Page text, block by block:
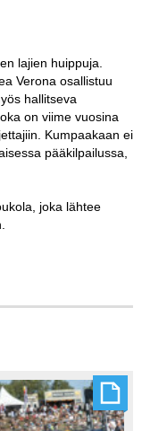
lajien huippuja.
Verona osallistuu
hallitseva
on viime vuosina
Kumpaakaan ei
pääkilpailussa,
joka lähtee